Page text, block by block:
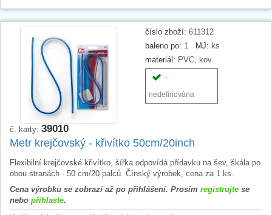
číslo zboží: 611312
baleno po: 1 MJ: ks
materiál: PVC, kov
-
nedefinována
č. karty: 39010
Metr krejčovský - křivítko 50cm/20inch
Flexibilní krejčovské křivítko, šířka odpovídá přídavku na šev, škála po
obou stranách - 50 cm/20 palců. Čínský výrobek, cena za 1 ks.
Cena výrobku se zobrazí až po přihlášení. Prosím registrujte se
nebo přihlaste.